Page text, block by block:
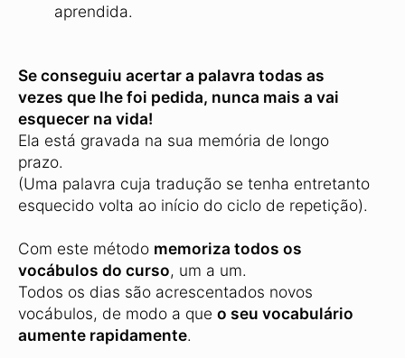
aprendida.
Se conseguiu acertar a palavra todas as
vezes que lhe foi pedida, nunca mais a vai
esquecer na vida!
Ela está gravada na sua memória de longo
prazo.
(Uma palavra cuja tradução se tenha entretanto
esquecido volta ao início do ciclo de repetição).
Com este método memoriza todos os
vocábulos do curso, um a um.
Todos os dias são acrescentados novos
vocábulos, de modo a que o seu vocabulário
aumente rapidamente.